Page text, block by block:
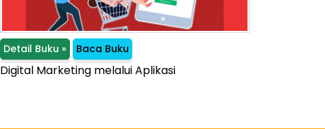
Detail Buku » Baca Buku
Digital Marketing melalui Aplikasi